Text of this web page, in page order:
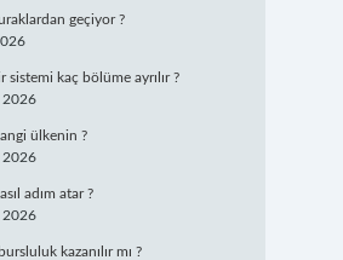
geçiyor ?
sistemi kaç bölüme ayrılır ?
2026
ülkenin ?
2026
adım atar ?
2026
kazanılır mı ?